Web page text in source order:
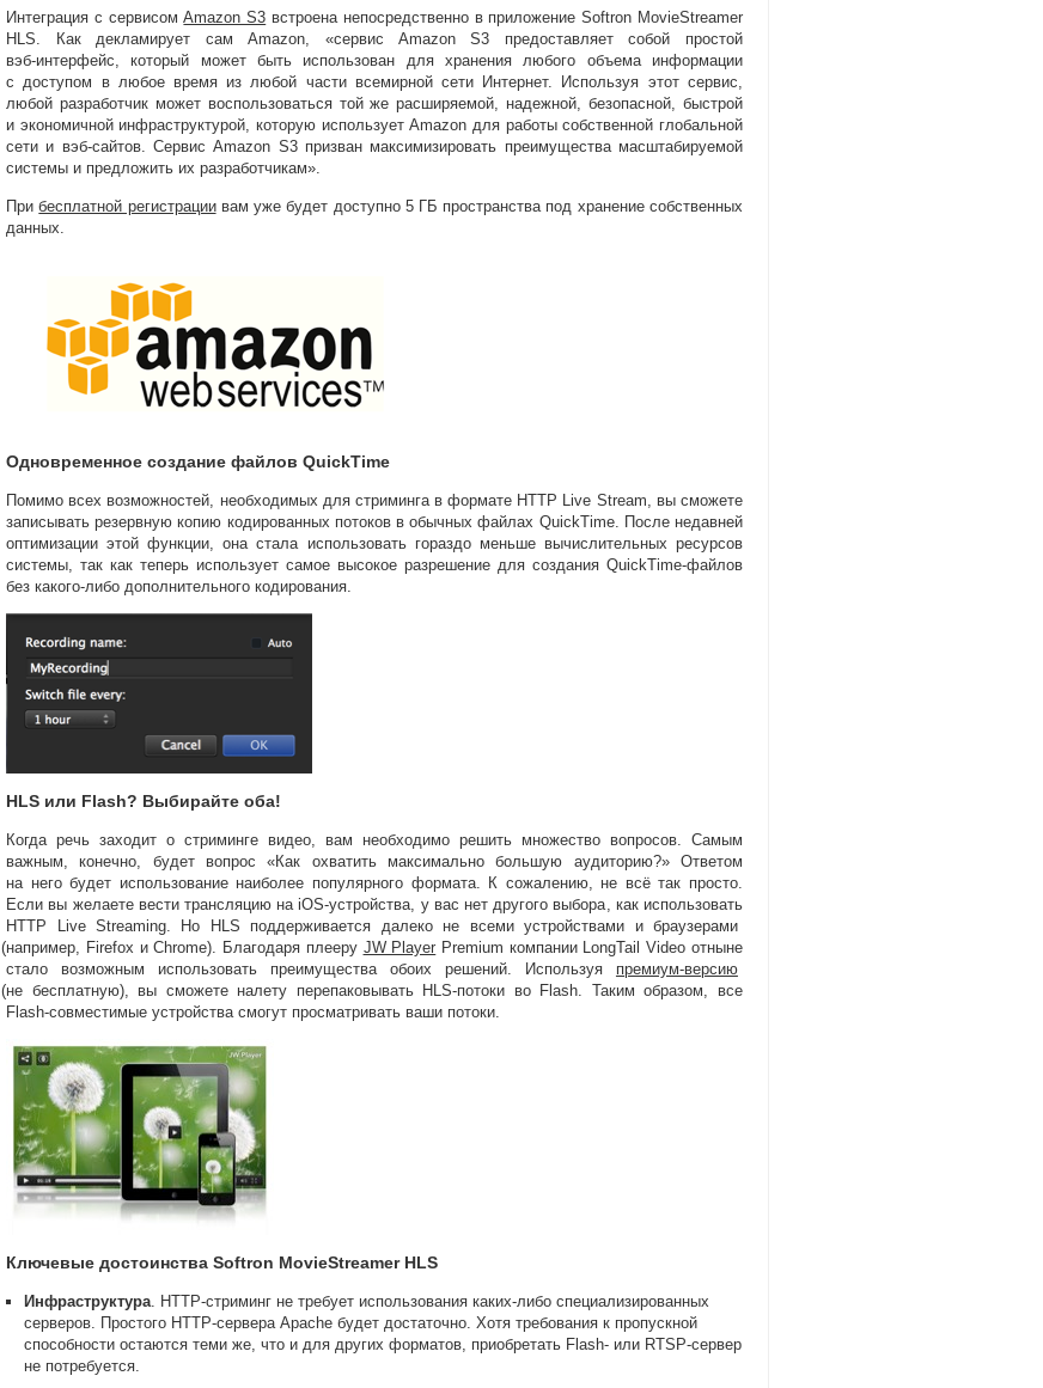
Интеграция с сервисомAmazon S3 встроена непосредственно в приложение Softron MovieStreamer
HLS. Как декламирует сам Amazon,
«сервис Amazon S3 предоставляет собой простой
вэб-интерфейс, который может быть использован для хранения любого объема информации
с доступом в любое время из любой части всемирной сети Интернет. Используя этот сервис,
любой разработчик может воспользоваться той же расширяемой, надежной, безопасной, быстрой
и экономичной инфраструктурой, которую использует Amazon для работы собственной глобальной
сети и вэб-сайтов. Сервис Amazon S3 призван максимизировать преимущества масштабируемой
системы и предложить их разработчикам».
Прибесплатной регистрациивам уже будет доступно 5 ГБ пространства под хранение собственных
данных.
Одновременное создание файлов QuickTime
Помимо всех возможностей необходимых для стриминга в формате HTTP Live Stream
вы сможете
записывать резервную копию кодированных потоков в обычных файлах QuickTime. После недавней
оптимизации этой функции
она стала использовать гораздо меньше вычислительных ресурсов
системы
так как теперь использует самое высокое разрешение для создания QuickTime-файлов
безкакого-либо дополнительного кодирования.
HLS или Flash? Выбирайте оба!
Когда речь заходит о стриминге видео
вам необходимо решить множество вопросов. Самым
важным
конечно будет вопрос «Как охватить максимально большую аудиторию?» Ответом
на него будет использование наиболее популярного формата. К сожалению,
не всё так просто.
Если вы желаете вести трансляцию на iOS-устройства , у вас нет другого выбора как использовать
HTTP Live Streaming. Но HLS поддерживается далеко не всеми устройствами и браузерами
(например Firefox и Chrome). Благодаря плееру JW Player Premium компании LongTail Video отныне
стало возможным использовать преимущества обоих решений. Используя премиум-версию
(не бесплатную), вы сможете налету перепаковывать HLS-потоки во Flash. Таким образом
все
Flash-совместимые устройства смогут просматривать ваши потоки.
Ключевые достоинства Softron MovieStreamer HLS
Инфраструктура. HTTP-стриминг не требует использованиякаких-либо специализированных
серверов. Простого HTTP-сервераApache будет достаточно. Хотя требования к пропускной
способности остаются теми же, что и для других форматов, приобретать Flash- или RTSP-сервер
не потребуется.